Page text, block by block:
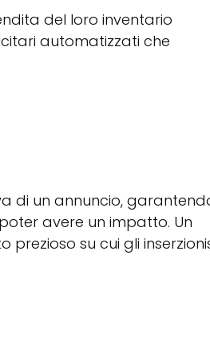
del loro inventario
automatizzati che
di un annuncio,
avere un impatto. Un
su cui gli